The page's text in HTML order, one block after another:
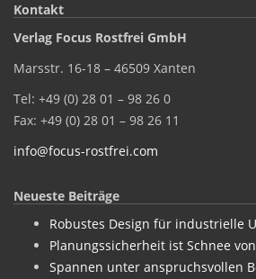
Kontakt
Verlag Focus Rostfrei GmbH
Marsstr. 16-18 – 46509 Xanten
Tel: +49 (0) 28 01 – 98 26 0
Fax: +49 (0) 28 01 – 98 26 11
info@focus-rostfrei.com
Neueste Beiträge
Robustes Design für industrielle
Planungssicherheit ist Schnee
Spannen unter anspruchsvollen